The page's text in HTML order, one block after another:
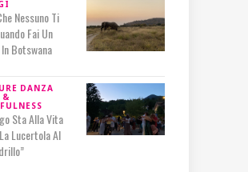
Nessuno Ti
Fai Un
Botswana
DANZA
&
Sta Alla Vita
Lucertola Al